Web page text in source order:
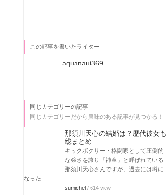
この記事を書いたライター
aquanaut369
同じカテゴリーの記事
同じカテゴリーだから興味のある記事が見つかる！
那須川天心の結婚は？歴代彼女も
総まとめ
キックボクサー・格闘家として圧倒的
な強さを誇り『神童』と呼ばれている
那須川天心さんですが、過去には噂に
なった…
sumichel / 614 view